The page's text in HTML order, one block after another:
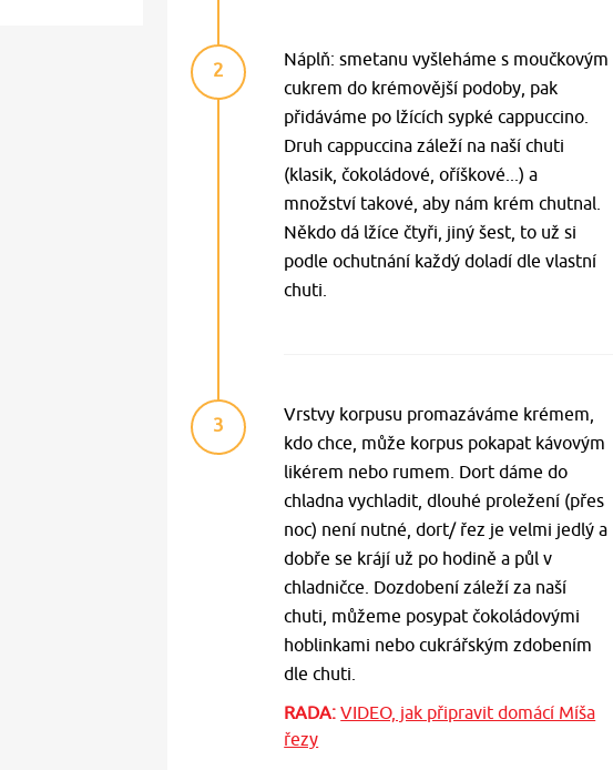
2
Náplň: smetanu vyšleháme s moučkovým
cukrem do krémovější podoby, pak
přidáváme po lžících sypké cappuccino.
Druh cappuccina záleží na naší chuti
(klasik, čokoládové, oříškové...) a
množství takové, aby nám krém chutnal.
Někdo dá lžíce čtyři, jiný šest, to už si
podle ochutnání každý doladí dle vlastní
chuti.
3
Vrstvy korpusu promazáváme krémem,
kdo chce, může korpus pokapat kávovým
likérem nebo rumem. Dort dáme do
chladna vychladit, dlouhé proležení (přes
noc) není nutné, dort/ řez je velmi jedlý a
dobře se krájí už po hodině a půl v
chladničce. Dozdobení záleží za naší
chuti, můžeme posypat čokoládovými
hoblinkami nebo cukrářským zdobením
dle chuti.
RADA:VIDEO, jak připravit domácí Míša
řezy